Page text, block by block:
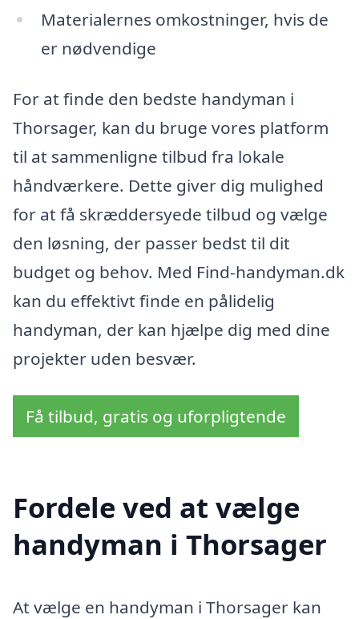
Materialernes omkostninger, hvis de
er nødvendige
For at finde den bedste handyman i
Thorsager, kan du bruge vores platform
til at sammenligne tilbud fra lokale
håndværkere. Dette giver dig mulighed
for at få skræddersyede tilbud og vælge
den løsning, der passer bedst til dit
budget og behov. Med Find-handyman.dk
kan du effektivt finde en pålidelig
handyman, der kan hjælpe dig med dine
projekter uden besvær.
Få tilbud, gratis og uforpligtende
Fordele ved at vælge
handyman i Thorsager
At vælge en handyman i Thorsager kan